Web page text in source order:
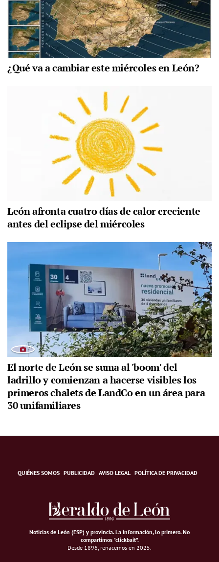
¿Qué va a cambiar este miércoles en León?
León afronta cuatro días de calor creciente
antes del eclipse del miércoles
El norte de León se suma al 'boom' del
ladrillo y comienzan a hacerse visibles los
primeros chalets de LandCo en un área para
30 unifamiliares
QUIÉNES SOMOS PUBLICIDAD AVISO LEGAL POLÍTICA DE PRIVACIDAD
Noticias de León (ESP) y provincia. La información, lo primero.No
compartimos "clickbait".
Desde 1896, renacemos en 2025.